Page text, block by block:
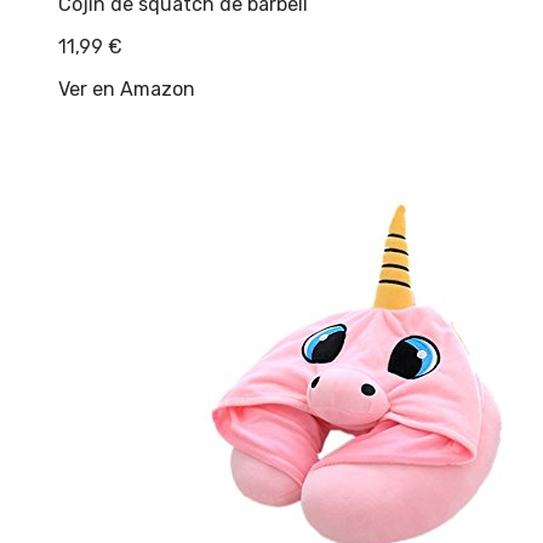
11,99 €
Ver en Amazon